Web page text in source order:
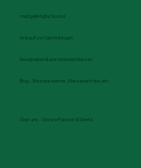
maßgefertigte Sockel
Ankauf von Sammlungen
Neuigkeiten & anstehende Messen
Blog - Wissenswertes, Messeberichte, etc.
Über uns - Unsere Passion & Werte